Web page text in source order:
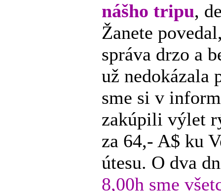
nášho tripu,
Žanete
správa drzo a
už nedokázala
sme si v
zakúpili výlet
za 64,- A$ ku
útesu. O dva
8,00h sme